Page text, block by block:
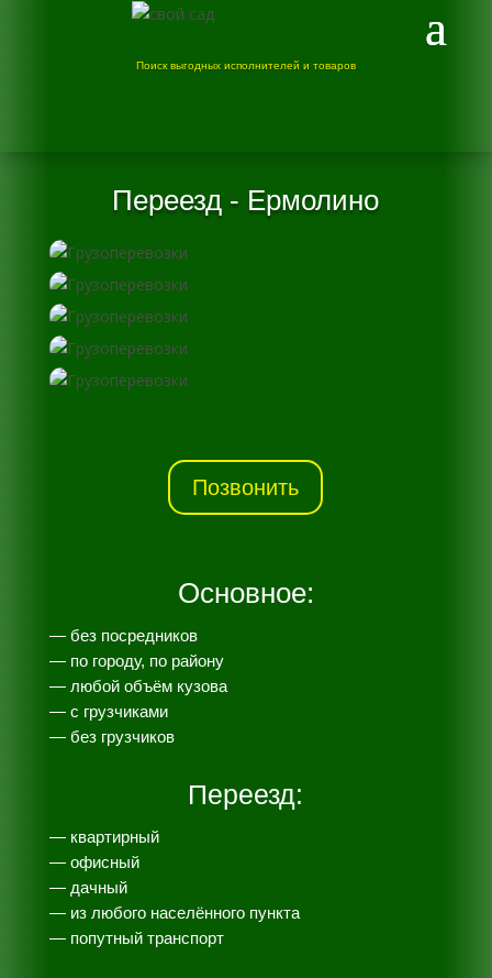
Поиск выгодных исполнителей и товаров
Переезд - Ермолино
Позвонить
Основное:
— без посредников
— по городу, по району
— любой объём кузова
— с грузчиками
— без грузчиков
Переезд:
— квартирный
— офисный
— дачный
— из любого населённого пункта
— попутный транспорт